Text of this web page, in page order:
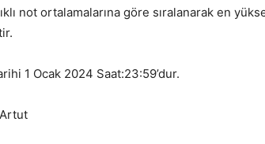
not ortalamalarına göre sıralanarak en
1 Ocak 2024 Saat:23:59’dur.